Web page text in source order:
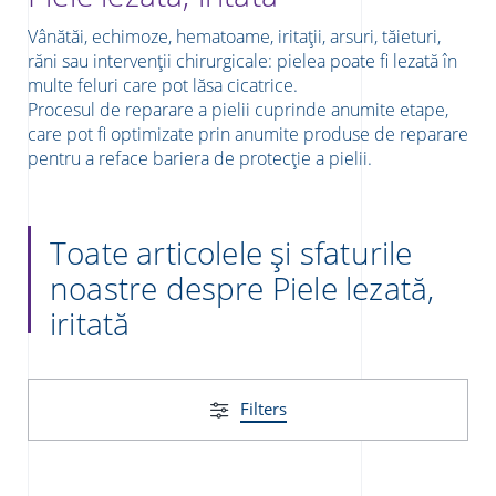
Vânătăi, echimoze, hematoame, iritații, arsuri, tăieturi,
răni sau intervenții chirurgicale: pielea poate fi lezată în
multe feluri care pot lăsa cicatrice.
Procesul de reparare a pielii cuprinde anumite etape,
care pot fi optimizate prin anumite produse de reparare
pentru a reface bariera de protecție a pielii.
Toate articolele și sfaturile
noastre despre Piele lezată,
iritată
Filters